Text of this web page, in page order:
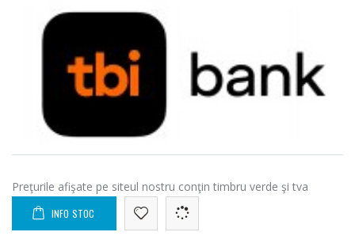
Preţurile afişate pe siteul nostru conţin timbru verde şi tva
INFO STOC